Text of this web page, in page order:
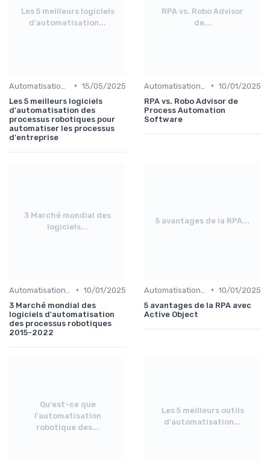
Les 5 meilleurs logiciels
d'automatisation...
• 15/05/2025
Les 5 meilleurs logiciels
d'automatisation des
processus robotiques pour
automatiser les processus
d'entreprise
RPA vs. Robo Advisor
de...
• 10/01/2025
RPA vs. Robo Advisor de
Process Automation
Software
3 Marché mondial des
logiciels...
• 10/01/2025
3 Marché mondial des
logiciels d'automatisation
des processus robotiques
2015-2022
5 avantages de la RPA...
• 10/01/2025
5 avantages de la RPA avec
Active Object
Qu'est-ce que
l'automatisation
robotique des...
Les 5 meilleurs outils
d'automatisation...